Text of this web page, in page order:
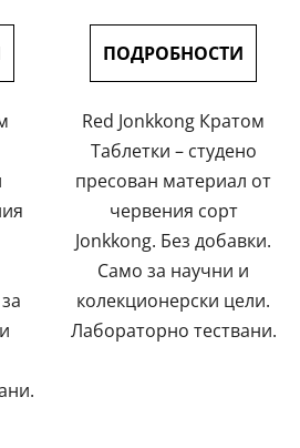
цената:
ПОДРОБНОСТИ
Red Jonkkong Кратом
Таблетки – студено
пресован материал от
червения сорт
Jonkkong. Без добавки.
Само за научни и
колекционерски цели.
Лабораторно тествани.